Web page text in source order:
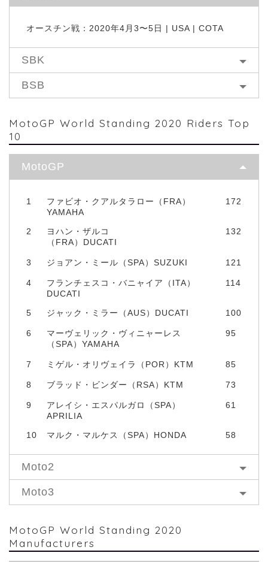
オースチン戦：2020年4月3〜5日 | USA | COTA
SBK
BSB
MotoGP World Standing 2020 Riders Top
10
MotoGP
1
ファビオ・クアルタラロー（FRA）
YAMAHA
172
2
ヨハン・ザルコ
（FRA）DUCATI
132
3 ジョアン・ミール（SPA）SUZUKI 121
4
フランチェスコ・バニャイア（ITA）
DUCATI
114
5 ジャック・ミラー（AUS）DUCATI 100
6
マーヴェリック・ヴィニャーレス
（SPA）YAMAHA
95
7 ミゲル・オリヴェイラ（POR）KTM 85
8 ブラッド・ビンダー（RSA）KTM 73
9
アレイシ・エスパルガロ（SPA）
APRILIA
61
10 マルク・マルケス（SPA）HONDA 58
Moto2
Moto3
MotoGP World Standing 2020
Manufacturers